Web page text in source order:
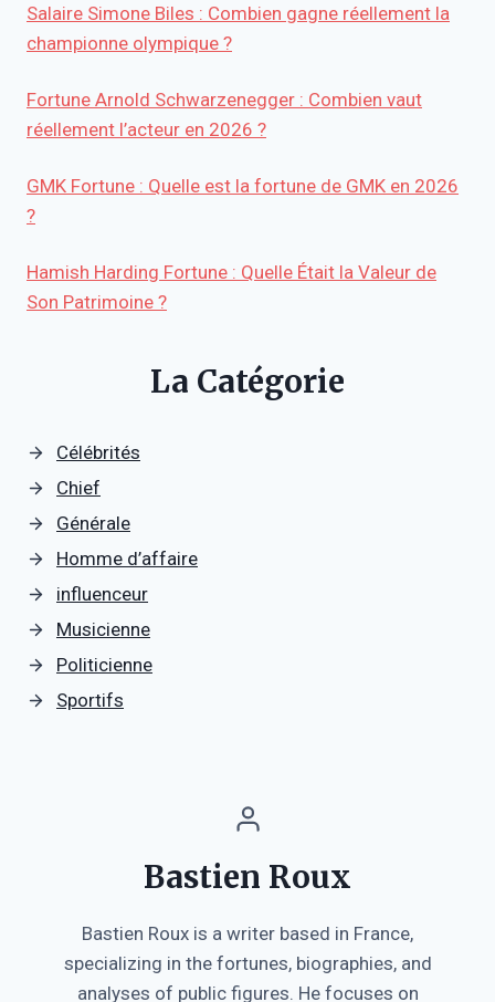
Salaire Simone Biles : Combien gagne réellement la
championne olympique ?
Fortune Arnold Schwarzenegger : Combien vaut
réellement l’acteur en 2026 ?
GMK Fortune : Quelle est la fortune de GMK en 2026
?
Hamish Harding Fortune : Quelle Était la Valeur de
Son Patrimoine ?
La Catégorie
Célébrités
Chief
Générale
Homme d’affaire
influenceur
Musicienne
Politicienne
Sportifs
Bastien Roux
Bastien Roux is a writer based in France,
specializing in the fortunes, biographies, and
analyses of public figures. He focuses on